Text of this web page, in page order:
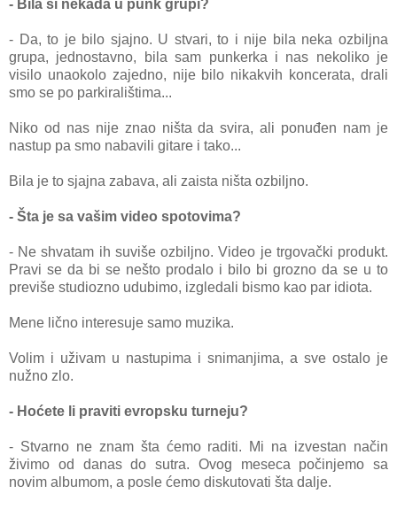
- Bila si nekada u punk grupi?
- Da, to je bilo sjajno. U stvari, to i nije bila neka ozbiljna
grupa, jednostavno, bila sam punkerka i nas nekoliko je
visilo unaokolo zajedno, nije bilo nikakvih koncerata, drali
smo se po parkiralištima...
Niko od nas nije znao ništa da svira, ali ponuđen nam je
nastup pa smo nabavili gitare i tako...
Bila je to sjajna zabava, ali zaista ništa ozbiljno.
- Šta je sa vašim video spotovima?
- Ne shvatam ih suviše ozbiljno. Video je trgovački produkt.
Pravi se da bi se nešto prodalo i bilo bi grozno da se u to
previše studiozno udubimo, izgledali bismo kao par idiota.
Mene lično interesuje samo muzika.
Volim i uživam u nastupima i snimanjima, a sve ostalo je
nužno zlo.
- Hoćete li praviti evropsku turneju?
- Stvarno ne znam šta ćemo raditi. Mi na izvestan način
živimo od danas do sutra. Ovog meseca počinjemo sa
novim albumom, a posle ćemo diskutovati šta dalje.